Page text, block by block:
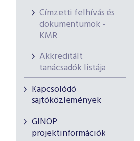
Címzetti felhívás és
dokumentumok -
KMR
Akkreditált
tanácsadók listája
Kapcsolódó
sajtóközlemények
GINOP
projektinformációk